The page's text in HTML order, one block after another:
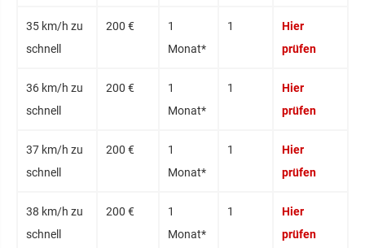
35 km/h zu
schnell
200 €
1
Monat*
1
Hier
prüfen
36 km/h zu
schnell
200 €
1
Monat*
1
Hier
prüfen
37 km/h zu
schnell
200 €
1
Monat*
1
Hier
prüfen
38 km/h zu
schnell
200 €
1
Monat*
1
Hier
prüfen